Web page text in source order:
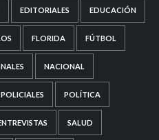
EDITORIALES EDUCACIÓN
FLORIDA FÚTBOL
NACIONAL
POLICIALES POLÍTICA
SALUD